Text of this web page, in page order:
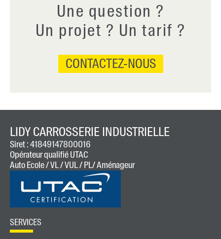
Une question ?
Un projet ? Un tarif ?
CONTACTEZ-NOUS
LIDY CARROSSERIE INDUSTRIELLE
Siret : 41849147800016
Opérateur qualifié UTAC
Auto Ecole / VL / VUL / PL/ Aménageur
SERVICES